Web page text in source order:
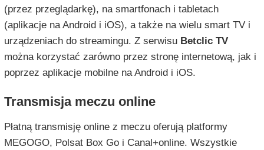
(przez przeglądarkę), na smartfonach i tabletach
(aplikacje na Android i iOS), a także na wielu smart TV i
urządzeniach do streamingu. Z serwisu Betclic TV
można korzystać zarówno przez stronę internetową, jak i
poprzez aplikacje mobilne na Android i iOS.
Transmisja meczu online
Płatną transmisję online z meczu oferują platformy
MEGOGO, Polsat Box Go i Canal+online. Wszystkie